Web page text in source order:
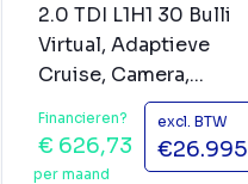
2.0 TDI L1H1 30 Bulli
Virtual, Adaptieve
Cruise, Camera,...
Financieren?
€ 626,73
per maand
excl. BTW
€26.995